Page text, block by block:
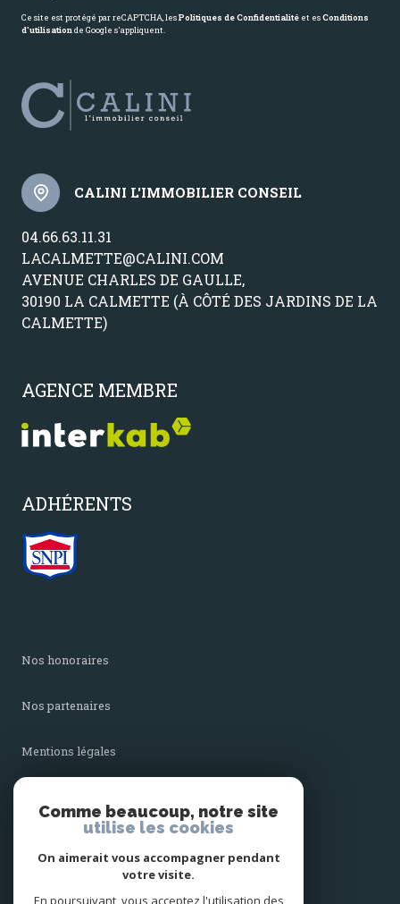
Ce site est protégé par reCAPTCHA, lesPolitiques de Confidentialité et esConditions
d'utilisationde Google s'appliquent.
CALINI L'IMMOBILIER CONSEIL
04.66.63.11.31
LACALMETTE@CALINI.COM
AVENUE CHARLES DE GAULLE,
30190 LA CALMETTE (À CÔTÉ DES JARDINS DE LA
CALMETTE)
AGENCE MEMBRE
ADHÉRENTS
nos honoraires
nos partenaires
mentions légales
Comme beaucoup, notre site
utilise les cookies
On aimerait vous accompagner pendant
votre visite.
En poursuivant, vous acceptez l'utilisation des